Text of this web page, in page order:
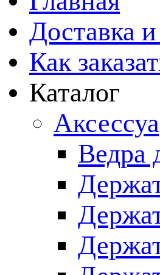
Доставка
Как
Каталог
Ведра